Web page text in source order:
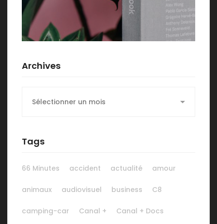
Archives
Tags
66 Minutes accident actualité amour
animaux audiovisuel business C8
camping-car Canal + Canal + Docs